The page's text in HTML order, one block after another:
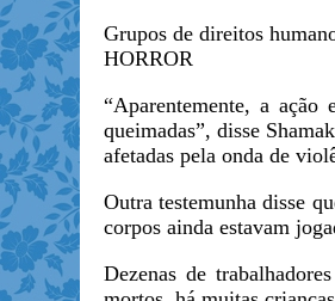
Grupos de direitos
HORROR
“Aparentemente, a ação
queimadas”, disse
afetadas pela onda de
Outra testemunha disse
corpos ainda estavam
Dezenas de